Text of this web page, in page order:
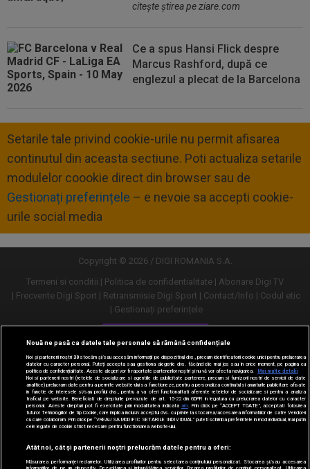
citeşte ştirea pe ziare.com
Ce a spus Hansi Flick despre
Marcus Rashford, după ce
englezul a plecat de la Barcelona
Setarile tale privind cookie-urile nu permit afisarea
continutul din aceasta sectiune. Poti actualiza setarile
modulelor coookie direct din browser sau de
Gestionați preferințele – e nevoie sa accepti cookie-
urile social media
Copyright © 2026 / DIGI ROMANIA S.A.
Termeni si conditii
Politica de confidentialitate
Abonare Digi TV
Frecvente Digi Sport
Retransmisie Digi Sport Contact/Info
Codul etic
Gestionați preferințele
Versiune desktop
Nouă ne pasă ca datele tale personale să rămână confidențiale
Noi și partenerii noștri30stocăm și/sau accesăm informații pe dispozitivul dvs., precum identificatorii cookie unici pentru prelucrarea
datelor cu caracter personal. Puteți accepta sau gestiona alegerile dvs. făcând clic mai jos sau în orice moment, pe pagina cu
politica de confidențialitate. Aceste alegeri vor fi raportate partenerilor noștri și nu vă vor afecta navigarea.
Mai multe detalii
Noi si partenerii nostri (retelele de socializare si agentiile de publicitate partenere, precum si furnizorii nostri de servicii de date
analitice) prelucram date pentru a permite website-ului sa functioneze, pentru a personaliza continutul si anunturile publicitare afisate
in functie de interesele si/sau profilul dvs., pentru a va oferi functionalitati aferente retelelor de socializare si pentru a analiza
traficul pe website. Beneficiati de drepturile prevazute de art. 15-22 din GDPR in legatura cu prelucrarea datelor cu caracter
personal. Aceste drepturi pot fi exercitate prin modalitatea indicata aici. Prin click pe “ACCEPT TOATE”, acceptati folosirea
tuturor Tehnologiilor de tip Cookie, care implica inclusiv acceptul dvs. cu privire la stocarea/accesarea informatiilor de catre Vendor-ii
cu care colaboram. Prin click pe “VREAU SA MODIFIC SETARILE INDIVIDUAL” puteti schimba preferintele in mod individual, mai putin
cele legate de cookie strict necesare pentru functionarea website-ului.
Atât noi, cât și partenerii noștri prelucrăm datele pentru a oferi:
Măsurarea performanței reclamelor. Utilizarea profilurilor pentru selectarea conținutului personalizat. Stocarea și/sau accesarea